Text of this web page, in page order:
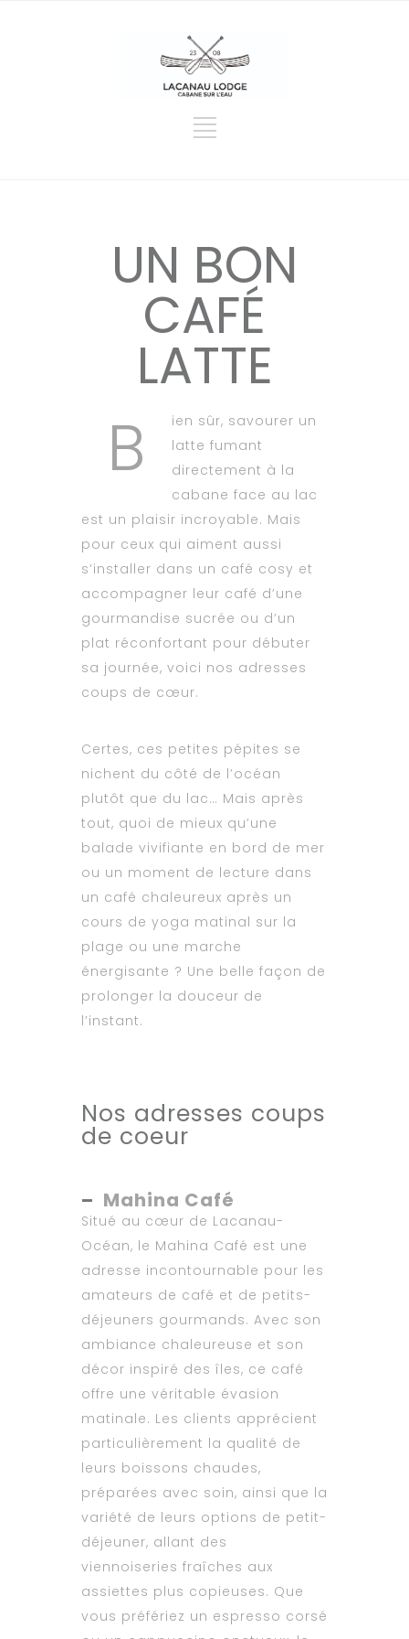
UN BON
CAFÉ
LATTE
B
ien sûr, savourer un
latte fumant
directement à la
cabane face au lac
est un plaisir incroyable. Mais
pour ceux qui aiment aussi
s’installer dans un café cosy et
accompagner leur café d’une
gourmandise sucrée ou d’un
plat réconfortant pour débuter
sa journée, voici nos adresses
coups de cœur.
Certes, ces petites pépites se
nichent du côté de l’océan
plutôt que du lac… Mais après
tout, quoi de mieux qu’une
balade vivifiante en bord de mer
ou un moment de lecture dans
un café chaleureux après un
cours de yoga matinal sur la
plage ou une marche
énergisante ? Une belle façon de
prolonger la douceur de
l’instant.
Nos adresses coups
de coeur
– Mahina Café
Situé au cœur de Lacanau-
Océan, le Mahina Café est une
adresse incontournable pour les
amateurs de café et de petits-
déjeuners gourmands. Avec son
ambiance chaleureuse et son
décor inspiré des îles, ce café
offre une véritable évasion
matinale. Les clients apprécient
particulièrement la qualité de
leurs boissons chaudes,
préparées avec soin, ainsi que la
variété de leurs options de petit-
déjeuner, allant des
viennoiseries fraîches aux
assiettes plus copieuses. Que
vous préfériez un espresso corsé